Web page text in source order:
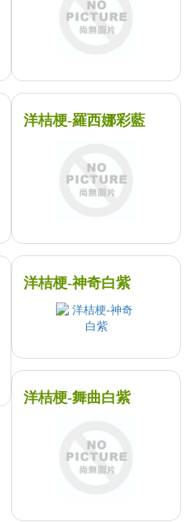
洋桔梗-羅西娜彩藍
洋桔梗-神奇白紫
洋桔梗-舞曲白紫